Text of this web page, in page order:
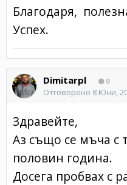
Благодаря,
Успех.
Dimitarpl 0
Отговорено 8 Юни,
Здравейте,
Аз също се мъча с
половин година.
Досега пробвах с